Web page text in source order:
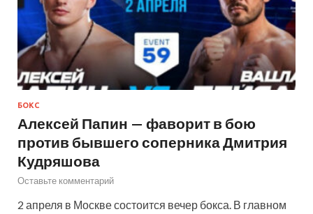
БОКС
Алексей Папин — фаворит в бою
против бывшего соперника Дмитрия
Кудряшова
Оставьте комментарий
2 апреля в Москве состоится вечер бокса. В главном